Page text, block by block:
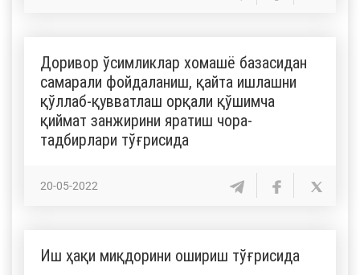
Доривор ўсимликлар хомашё базасидан
самарали фойдаланиш, қайта ишлашни
қўллаб-қувватлаш орқали қўшимча
қиймат занжирини яратиш чора-
тадбирлари тўғрисида
20-05-2022
Иш ҳақи миқдорини ошириш тўғрисида